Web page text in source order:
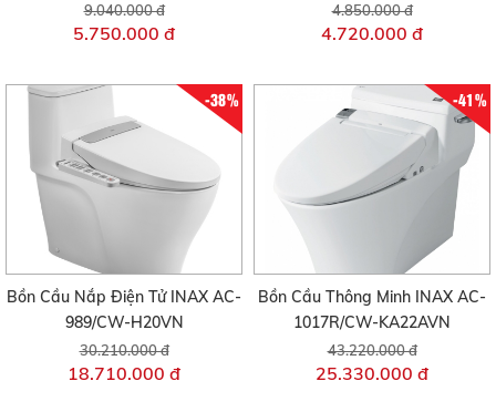
9.040.000 đ
5.750.000 đ
4.850.000 đ
4.720.000 đ
-38%
Bồn Cầu Nắp Điện Tử INAX AC-
989/CW-H20VN
30.210.000 đ
18.710.000 đ
-41%
Bồn Cầu Thông Minh INAX AC-
1017R/CW-KA22AVN
43.220.000 đ
25.330.000 đ